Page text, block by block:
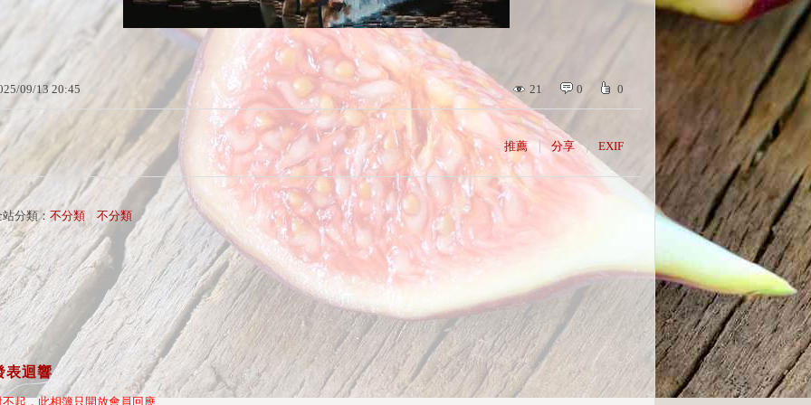
/09/13 20:45 21 0 0
推薦 分享 EXIF
分類： 不分類 不分類
表迴響
不起，此相簿只開放會員回應